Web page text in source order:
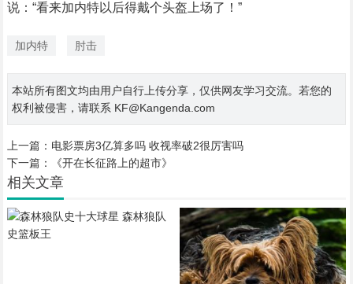
说：“看来加内特以后得戴个头盔上场了！”
加内特 肘击
本站所有图文均由用户自行上传分享，仅供网友学习交流。若您的
权利被侵害，请联系 KF@Kangenda.com
上一篇： 电影票房3亿算多吗 收视率破2很厉害吗
下一篇：
《开在长征路上的超市》
相关文章